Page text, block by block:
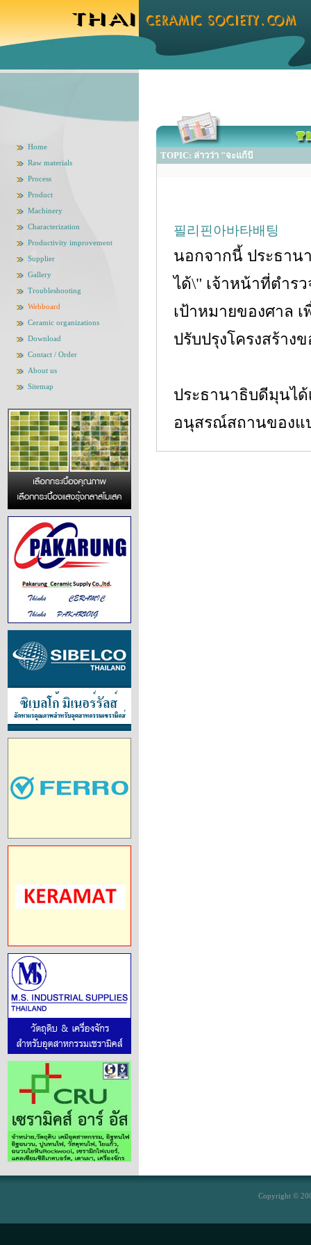
Home
Raw materials
Process
Product
Machinery
Characterization
Productivity improvement
Supplier
Gallery
Troubleshooting
Webboard
Ceramic organizations
Download
Contact / Order
About us
Sitemap
TOPIC: ล่าวว่า "จะแก้ปั
필리핀아바타배팅
นอกจากนี้ ประธาน
ได้\" เจ้าหน้าที่ตําร
เป้าหมายของศาล
ปรับปรุงโครงสร้าง
ประธานาธิบดีมุนไ
อนุสรณ์สถานของแ
Copyright ©